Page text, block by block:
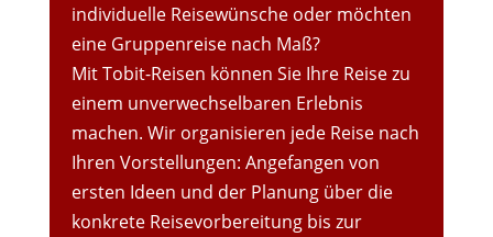
individuelle Reisewünsche oder möchten
eine Gruppenreise nach Maß?
Mit Tobit-Reisen können Sie Ihre Reise zu
einem unverwechselbaren Erlebnis
machen. Wir organisieren jede Reise nach
Ihren Vorstellungen: Angefangen von
ersten Ideen und der Planung über die
konkrete Reisevorbereitung bis zur